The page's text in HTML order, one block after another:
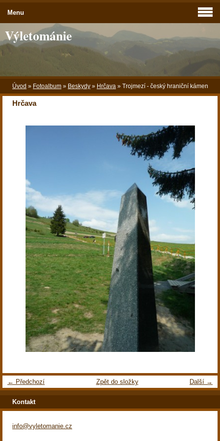
Výletománie
Úvod » Fotoalbum » Beskydy » Hrčava » Trojmezí - český hraniční kámen
Hrčava
← Předchozí Další →
Zpět do složky
Menu
Kontakt
info@vyletomanie.cz